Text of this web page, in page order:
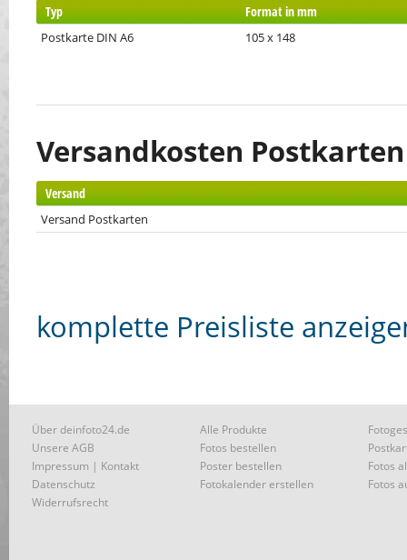
Typ Format in mm
Postkarte DIN A6 105 x 148
Versandkosten Postkarten
Versand
Versand Postkarten
komplette Preisliste
Über deinfoto24.de
Unsere AGB
Impressum | Kontakt
Datenschutz
Widerrufsrecht
Alle Produkte
Fotos bestellen
Poster bestellen
Fotokalender erstellen
Fotos
Fotos